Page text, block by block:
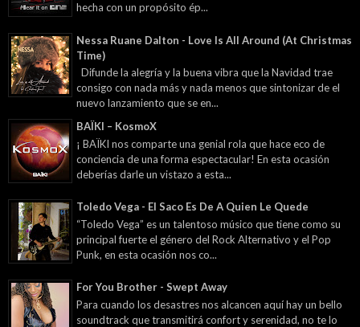
hecha con un propósito ép...
Nessa Ruane Dalton - Love Is All Around (At Christmas
Time)
Difunde la alegría y la buena vibra que la Navidad trae
consigo con nada más y nada menos que sintonizar de el
nuevo lanzamiento que se en...
BAÏKI – KosmoX
¡ BAÏKI nos comparte una genial rola que hace eco de
conciencia de una forma espectacular! En esta ocasión
deberías darle un vistazo a esta...
Toledo Vega - El Saco Es De A Quien Le Quede
“Toledo Vega” es un talentoso músico que tiene como su
principal fuerte el género del Rock Alternativo y el Pop
Punk, en esta ocasión nos co...
For You Brother - Swept Away
Para cuando los desastres nos alcancen aquí hay un bello
soundtrack que transmitirá confort y serenidad, no te lo